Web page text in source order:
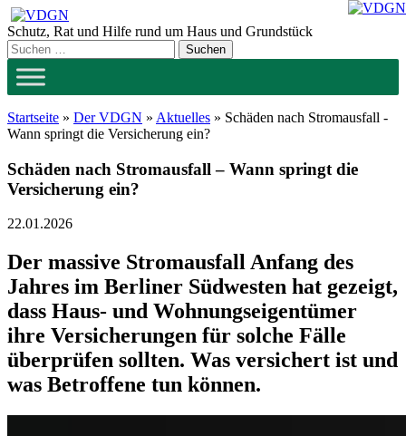
Zum
Inhalt
springen
Schutz, Rat und Hilfe rund um Haus und Grundstück
Startseite » Der VDGN » Aktuelles » Schäden nach Stromausfall -
Wann springt die Versicherung ein?
Schäden nach Stromausfall – Wann springt die
Versicherung ein?
22.01.2026
Der massive Stromausfall Anfang des
Jahres im Berliner Südwesten hat gezeigt,
dass Haus- und Wohnungseigentümer
ihre Versicherungen für solche Fälle
überprüfen sollten. Was versichert ist und
was Betroffene tun können.